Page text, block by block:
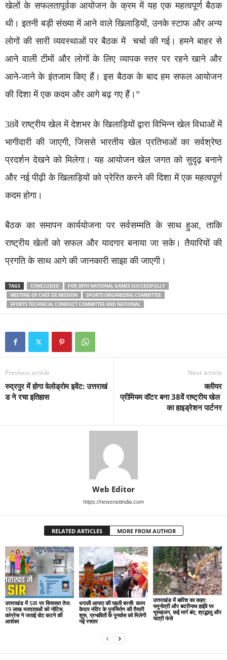
खेलों के सफलतापूर्वक आयोजन के क्रम में यह एक महत्वपूर्ण बैठक
थी। इतनी बड़ी संख्या में आने वाले खिलाड़ियों, उनके स्टाफ और अन्य
लोगों की सारी व्यवस्थाओं पर बैठक में चर्चा की गई। हमने बाहर से
आने वाली टीमों और लोगों के लिए व्यापक स्तर पर रहने खाने और
आने-जाने के इंतजाम किए हैं। इस बैठक के बाद हम सफल आयोजन
की दिशा में एक कदम और आगे बढ़ गए हैं।”
38वें राष्ट्रीय खेल में देशभर के खिलाड़ियों द्वारा विभिन्न खेल विधाओं में
भागीदारी की जाएगी, जिससे भारतीय खेल प्रतिभाओं का सर्वश्रेष्ठ
प्रदर्शन देखने को मिलेगा। यह आयोजन खेल जगत को सुदृढ़ बनाने
और नई पीढ़ी के खिलाड़ियों को प्रेरित करने की दिशा में एक महत्वपूर्ण
कदम होगा।
बैठक का समापन कार्ययोजना पर सर्वसम्मति के साथ हुआ, ताकि
राष्ट्रीय खेलों को सफल और यादगार बनाया जा सके। तैयारियों की
प्रगति के साथ आगे की जानकारी साझा की जाएगी।
TAGS CONCLUDED
FOR 38TH NATIONAL GAMES SUCCESSFULLY
MEETING OF CHEF DE MISSION
SPORTS ORGANIZING COMMITTEE
SPORTS TECHNICAL CONDUCT COMMITTEE AND NATIONAL
Previous article
रुद्रपुर में होगा वेलोड्रोम इवेंट: उत्तराखं
ड ने रचा इतिहास
Next article
क्लीयर
प्रीमियम वॉटर बना 38वें राष्ट्रीय खेल
का हाइड्रेशन पार्टनर
Web Editor
https://newsnetindia.com
RELATED ARTICLES MORE FROM AUTHOR
उत्तराखंड में SIR पर सियासत तेज:
19 लाख मतदाताओं को नोटिस,
कांग्रेस ने जताई वोट कटने की
आशंका
धराली आपदा की पहली बरसी: कल्प
केदार मंदिर के पुनर्निर्माण की तैयारी
शुरू, प्रभावितों के पुनर्वास को मिलेगी
नई रफ्तार
उत्तराखंड में बारिश का कहर:
यमुनोत्री और बदरीनाथ हाईवे पर
भूस्खलन, कई मार्ग बंद; श्रद्धालु और
यात्री फंसे